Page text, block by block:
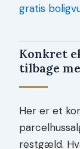
gratis
Konkret
tilbage
Her er et
restgæld.